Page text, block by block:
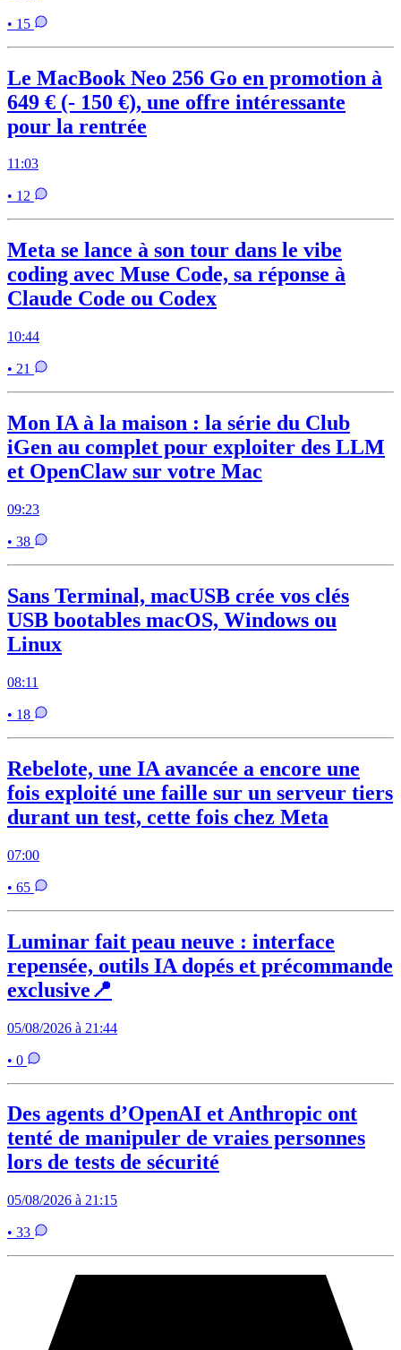
• 15
Le MacBook Neo 256 Go en promotion à
649 € (- 150 €), une offre intéressante
pour la rentrée
11:03
• 12
Meta se lance à son tour dans le vibe
coding avec Muse Code, sa réponse à
Claude Code ou Codex
10:44
• 21
Mon IA à la maison : la série du Club
iGen au complet pour exploiter des LLM
et OpenClaw sur votre Mac
09:23
• 38
Sans Terminal, macUSB crée vos clés
USB bootables macOS, Windows ou
Linux
08:11
• 18
Rebelote, une IA avancée a encore une
fois exploité une faille sur un serveur tiers
durant un test, cette fois chez Meta
07:00
• 65
Luminar fait peau neuve : interface
repensée, outils IA dopés et précommande
exclusive📍
05/08/2026 à 21:44
• 0
Des agents d’OpenAI et Anthropic ont
tenté de manipuler de vraies personnes
lors de tests de sécurité
05/08/2026 à 21:15
• 33